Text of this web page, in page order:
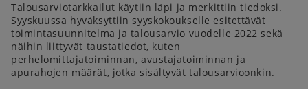
Talousarviotarkkailut käytiin läpi ja merkittiin tiedoksi.
Syyskuussa hyväksyttiin syyskokoukselle esitettävät
toimintasuunnitelma ja talousarvio vuodelle 2022 sekä
näihin liittyvät taustatiedot, kuten
perhelomittajatoiminnan, avustajatoiminnan ja
apurahojen määrät, jotka sisältyvät talousarvioonkin.